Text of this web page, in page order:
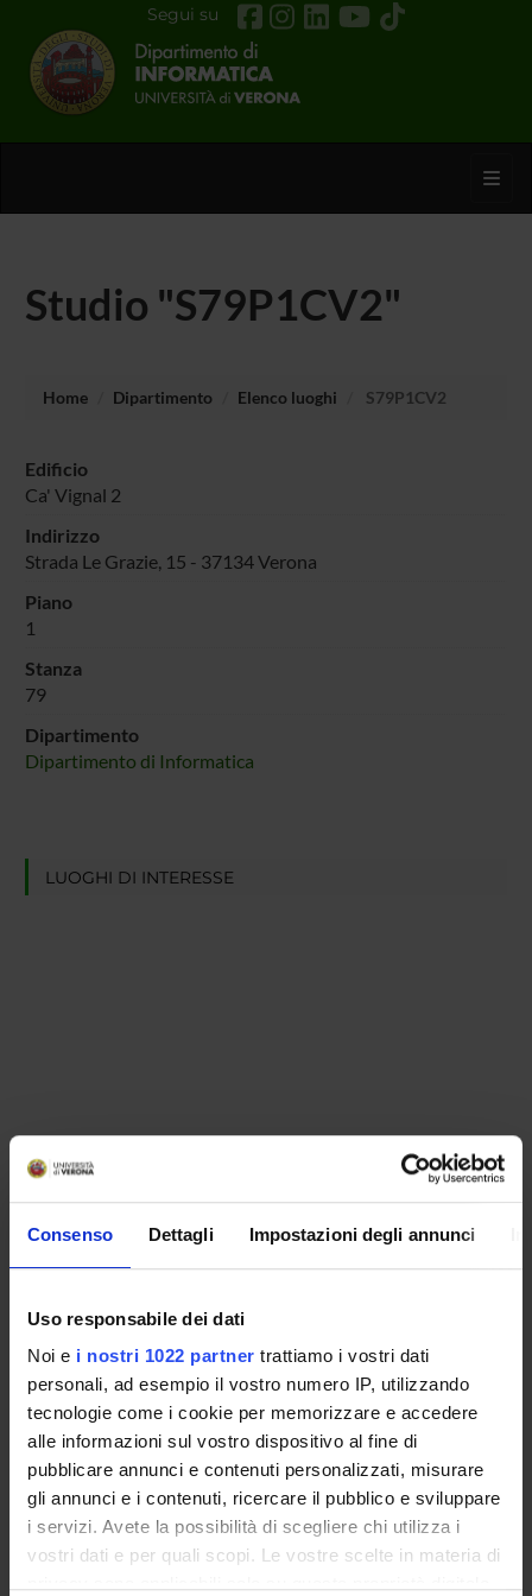
Consenso Dettagli Impostazioni degli annunci
Uso responsabile dei dati
Noi e i nostri 1022 partner trattiamo i vostri dati
personali, ad esempio il vostro numero IP, utilizzando
tecnologie come i cookie per memorizzare e accedere
alle informazioni sul vostro dispositivo al fine di
pubblicare annunci e contenuti personalizzati, misurare
gli annunci e i contenuti, ricercare il pubblico e sviluppare
i servizi. Avete la possibilità di scegliere chi utilizza i
vostri dati e per quali scopi. Le vostre scelte in materia di
Segui su
Studio "S79P1CV2"
Home Dipartimento Elenco luoghi S79P1CV2
Edificio
Ca' Vignal 2
Indirizzo
Strada Le Grazie, 15 - 37134 Verona
Piano
1
Stanza
79
Dipartimento
Dipartimento di Informatica
LUOGHI DI INTERESSE
ORGANIZZAZIONE
GOVERNANCE
COMMISSIONI
UFFICI E STRUTTURE DI SERVIZIO